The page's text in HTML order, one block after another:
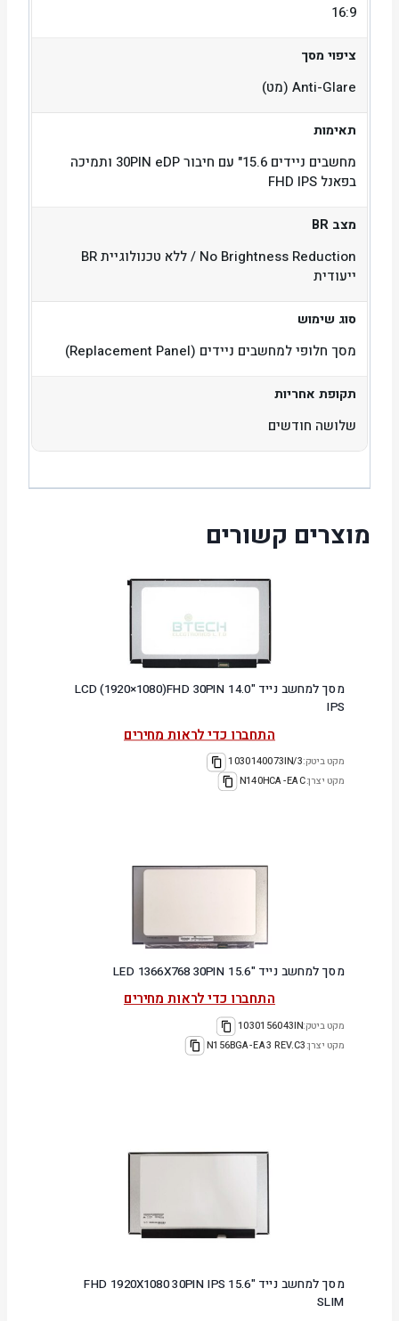
16:9
ציפוי מסך
Anti-Glare (מט)
תאימות
מחשבים ניידים 15.6" עם חיבור 30PIN eDP ותמיכה
בפאנל FHD IPS
מצב BR
No Brightness Reduction / ללא טכנולוגיית BR
ייעודית
סוג שימוש
מסך חלופי למחשבים ניידים (Replacement Panel)
תקופת אחריות
שלושה חודשים
מוצרים קשורים
מסך למחשב נייד "14.0 LCD (1920×1080)FHD 30PIN
IPS
התחברו כדי לראות מחירים
מקט ביטק:1030140073IN/3
מקט יצרן:N140HCA-EAC
מסך למחשב נייד "15.6 LED 1366X768 30PIN
התחברו כדי לראות מחירים
מקט ביטק:1030156043IN
מקט יצרן:N156BGA-EA3 REV.C3
מסך למחשב נייד "15.6 FHD 1920X1080 30PIN IPS
SLIM